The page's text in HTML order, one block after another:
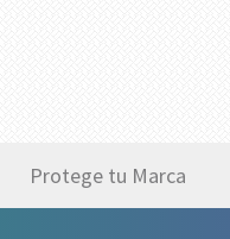
Protege tu Marca